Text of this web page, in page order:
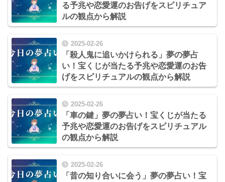
る予兆や恋愛運のお告げをスピリチュア
ルの観点から解説
2025-02-26
「殺人鬼に追いかけられる」夢の夢占
い！宝くじが当たる予兆や恋愛運のお告
げをスピリチュアルの観点から解説
2025-02-26
「車の鍵」夢の夢占い！宝くじが当たる
予兆や恋愛運のお告げをスピリチュアル
の観点から解説
2025-02-26
「昔の知り合いに会う」夢の夢占い！宝